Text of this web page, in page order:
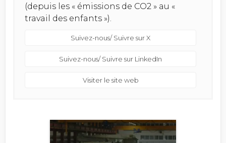
(depuis les « émissions de CO2 » au «
travail des enfants »).
Suivez-nous/ Suivre sur X
Suivez-nous/ Suivre sur LinkedIn
Visiter le site web